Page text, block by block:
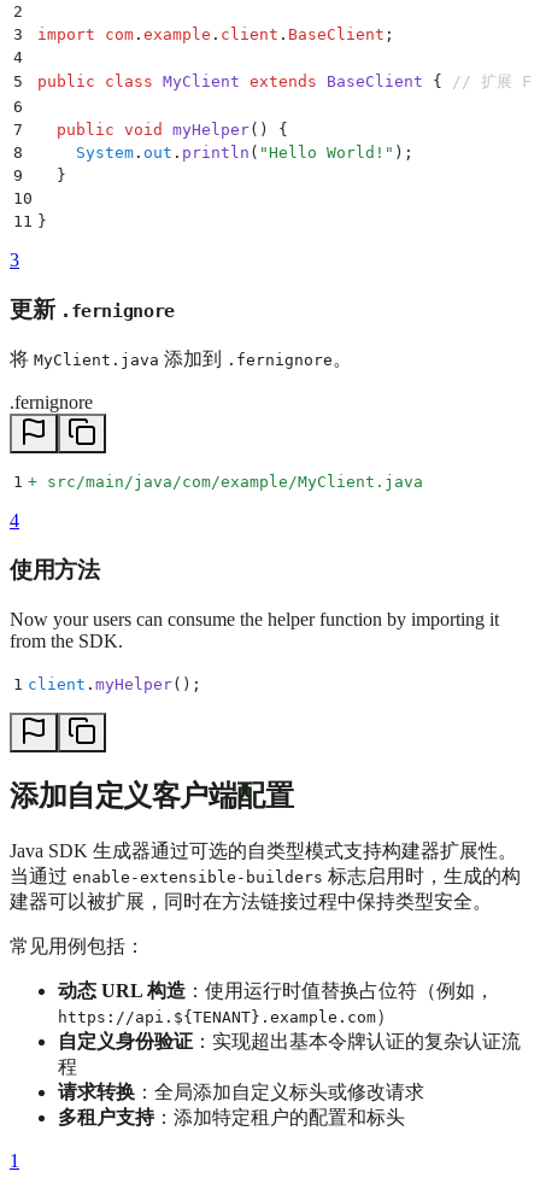
2
3
import com . example . client . BaseClient ;
4
5
public class MyClient extends BaseClient {
// 扩展
6
7
  public
void myHelper()
{
8
    System
. out . println ( "Hello World! " );
9
  }
10
11
}
3
更新 .fernignore
将 MyClient.java 添加到 .fernignore 。
.fernignore
1 + src/main/java/com/example/MyClient.java
4
使用方法
Now your users can consume the helper function by importing it
from the SDK.
1 client . myHelper();
添加自定义客户端配置
Java SDK 生成器通过可选的自类型模式支持构建器扩展性。
当通过 enable-extensible-builders 标志启用时，生成的构
建器可以被扩展，同时在方法链接过程中保持类型安全。
常见用例包括：
动态 URL 构造 ：使用运行时值替换占位符（例如，
https://api.${TENANT}.example.com）
自定义身份验证 ：实现超出基本令牌认证的复杂认证流
程
请求转换 ：全局添加自定义标头或修改请求
多租户支持：添加特定租户的配置和标头
1